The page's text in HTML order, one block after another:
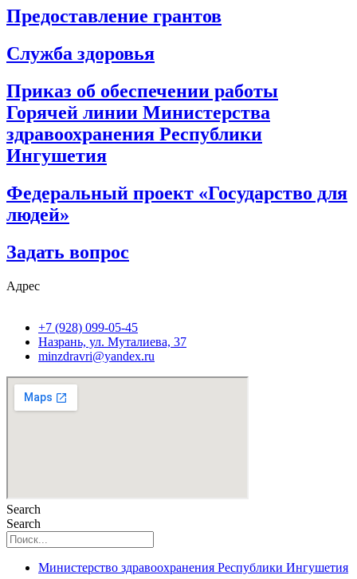
Предоставление грантов
Служба здоровья
Приказ об обеспечении работы
Горячей линии Министерства
здравоохранения Республики
Ингушетия
Федеральный проект «Государство для
людей»
Задать вопрос
Адрес
+7 (928) 099-05-45
Назрань, ул. Муталиева, 37
minzdravri@yandex.ru
Search
Search
Министерство здравоохранения Республики Ингушетия